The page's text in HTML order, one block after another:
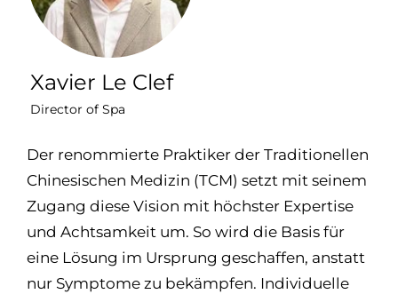
Xavier Le Clef
Director of Spa
Der renommierte Praktiker der Traditionellen
Chinesischen Medizin (TCM) setzt mit seinem
Zugang diese Vision mit höchster Expertise
und Achtsamkeit um. So wird die Basis für
eine Lösung im Ursprung geschaffen, anstatt
nur Symptome zu bekämpfen. Individuelle